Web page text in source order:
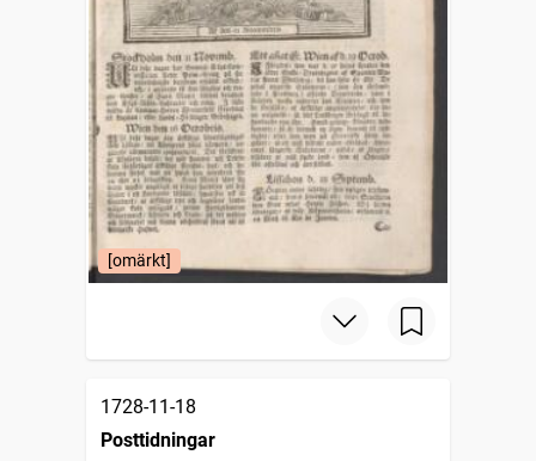
[omärkt]
1728-11-18
Posttidningar